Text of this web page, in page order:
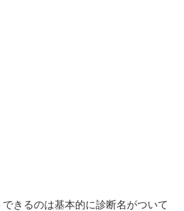
きるのは基本的に診断名がついて